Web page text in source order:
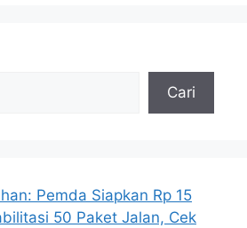
Cari
Pemda Siapkan Rp 15
50 Paket Jalan, Cek